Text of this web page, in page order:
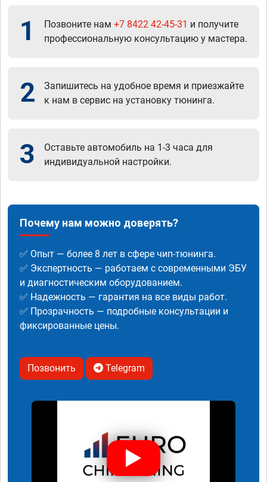
1 Позвоните нам +7 8422 42-45-31 и получите
профессиональную консультацию у мастера.
2
Запишитесь на удобное время и приезжайте
к нам в сервис на установку тюнинга.
3
Оставьте автомобиль на 1-3 часа для
индивидуальной настройки.
Почему нам можно доверять?
✅ Опыт — более 8 лет в сфере чип-тюнинга.
✅ Экспертность — работаем с современными ЭБУ
и диагностическим оборудованием.
✅ Надежность — гарантия на все виды работ.
✅ Прозрачность — подробные консультации и
фиксированные цены.
Позвонить Telegram